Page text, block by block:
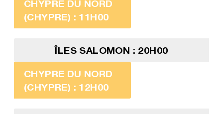
CHYPRE DU NORD
(CHYPRE) : 11H00
ÎLES SALOMON : 20H00
CHYPRE DU NORD
(CHYPRE) : 12H00